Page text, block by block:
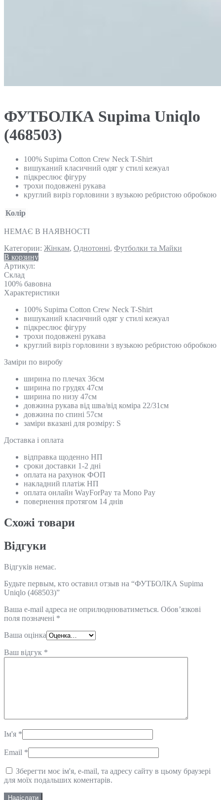
ФУТБОЛКА Supima Uniqlo
(468503)
100% Supima Cotton Crew Neck T-Shirt
вишуканий класичний одяг у стилі кежуал
підкреслює фігуру
трохи подовжені рукава
круглий виріз горловини з вузькою ребристою обробкою
Колір
НЕМАЄ В НАЯВНОСТІ
Категории: Жінкам, Однотонні, Футболки та Майки
В корзину
Артикул:
Склад
100% бавовна
Характеристики
100% Supima Cotton Crew Neck T-Shirt
вишуканий класичний одяг у стилі кежуал
підкреслює фігуру
трохи подовжені рукава
круглий виріз горловини з вузькою ребристою обробкою
Замiри по виробу
ширина по плечах 36см
ширина по грудях 47см
ширина по низу 47см
довжина рукава від шва/від коміра 22/31см
довжина по спині 57см
заміри вказані для розміру: S
Доставка і оплата
відправка щоденно НП
сроки доставки 1-2 дні
оплата на рахунок ФОП
накладний платіж НП
оплата онлайн WayForPay та Mono Pay
повернення протягом 14 днів
Схожi товари
Відгуки
Відгуків немає.
Будьте первым, кто оставил отзыв на “ФУТБОЛКА Supima
Uniqlo (468503)”
Ваша e-mail адреса не оприлюднюватиметься. Обов’язкові
поля позначені *
Ваша оцінка
Ваш відгук *
Ім'я *
Email *
Зберегти моє ім'я, e-mail, та адресу сайту в цьому браузері
для моїх подальших коментарів.